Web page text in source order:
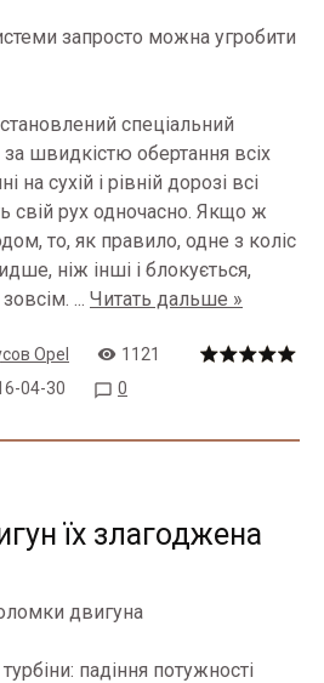
запросто можна угробити
спеціальний
швидкістю обертання всіх
на сухій і рівній дорозі всі
рух одночасно. Якщо ж
то, як правило, одне з коліс
ніж інші і блокується,
... Читать дальше »
Opel
1121
04-30 0
їх злагоджена
двигуна
падіння потужності